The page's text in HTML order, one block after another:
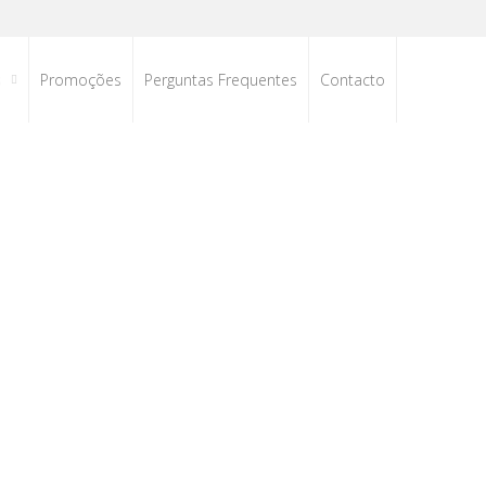
Promoções Perguntas Frequentes Contacto